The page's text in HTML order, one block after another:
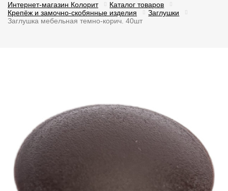
Интернет-магазин Колорит
Каталог товаров
Крепёж и замочно-скобянные изделия
Заглушки
Заглушка мебельная темно-корич. 40шт